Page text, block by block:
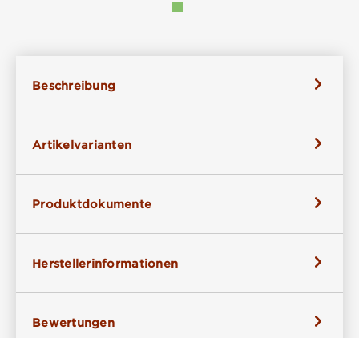
Beschreibung
Artikelvarianten
Produktdokumente
Herstellerinformationen
Bewertungen